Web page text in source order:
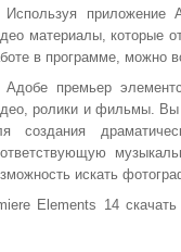
Используя приложение
материалы, которые
в программе, можно
Адобе премьер
ролики и фильмы. Вы
создания
искать
Elements 14